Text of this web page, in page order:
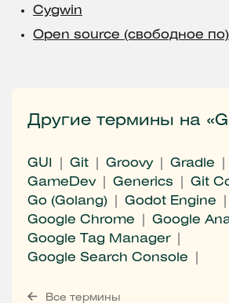
Cygwin
Open source (свободное по)
Другие термины на
GUI Git Groovy Gradle
GameDev
Generics
Git
Go (Golang)
Godot Engine
Google Chrome
Google
Google Tag Manager
Google Search Console
Все термины